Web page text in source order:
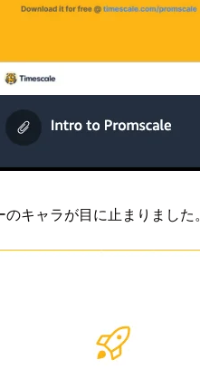
キャラが目に止まりました。